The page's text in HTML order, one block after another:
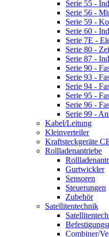
Serie 55 -
Serie 56 -
Serie 59 -
Serie 60 -
Serie 7E -
Serie 80 -
Serie 87 -
Serie 90 -
Serie 93 -
Serie 94 -
Serie 95 -
Serie 96 -
Serie 99 -
Kabel/Leitung
Kleinverteiler
Kraftsteckgeräte
Rollladenantriebe
Gurtwickler
Sensoren
Steuerungen
Zubehör
Satellitentechnik
Combiner/